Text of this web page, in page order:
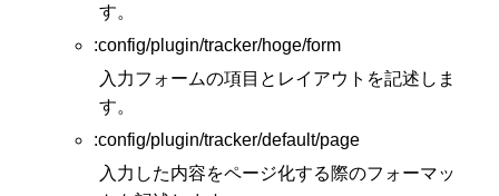
す。
:config/plugin/tracker/hoge/form
入力フォームの項目とレイアウトを記述しま
す。
:config/plugin/tracker/default/page
入力した内容をページ化する際のフォーマッ